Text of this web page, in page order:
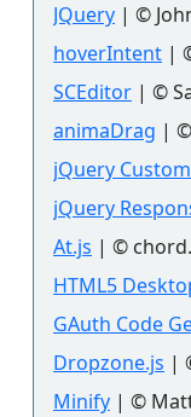
JQuery | ©
hoverIntent |
SCEditor | ©
animaDrag |
jQuery
jQuery
At.js | ©
HTML5
GAuth Code
Dropzone.js |
Minify | ©